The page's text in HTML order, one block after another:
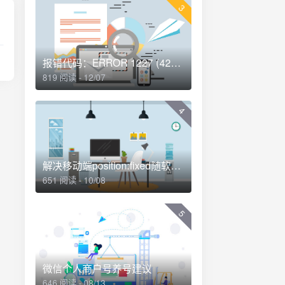
3
报错代码：ERROR 1227 (42000)-解决办法
819 阅读 - 12/07
4
解决移动端position:fixed随软键盘移动的问题
651 阅读 - 10/08
5
微信个人商户号养号建议
646 阅读 - 08/13